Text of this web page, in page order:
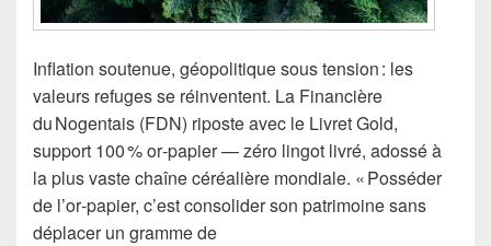
Inflation soutenue, géopolitique sous tension : les
valeurs refuges se réinventent. La Financière
du Nogentais (FDN) riposte avec le Livret Gold,
support 100 % or‑papier — zéro lingot livré, adossé à
la plus vaste chaîne céréalière mondiale. « Posséder
de l’or‑papier, c’est consolider son patrimoine sans
déplacer un gramme de